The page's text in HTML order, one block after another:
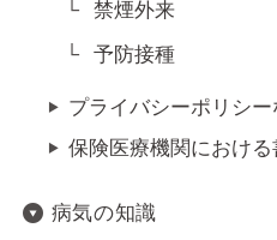
禁煙外来
予防接種
プライバシーポリシ
保険医療機関におけ
病気の知識